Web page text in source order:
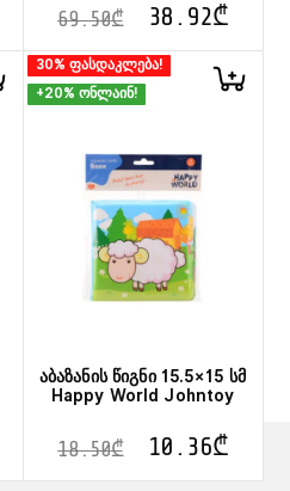
69.50₾ 38.92₾
30% ფასდაკლება!
+20% ონლაინ!
აბაზანის წიგნი 15.5×15 სმ
Happy World Johntoy
18.50₾ 10.36₾